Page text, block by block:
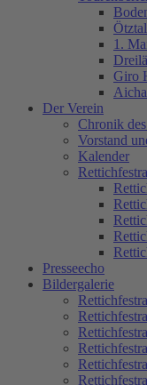
1.
Giro
Der Verein
Chronik
Vorstand
Kalender
Presseecho
Bildergalerie